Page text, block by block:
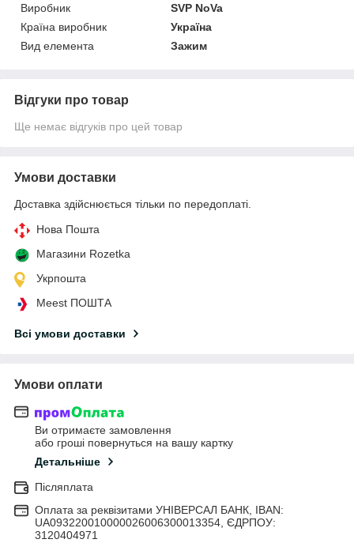
Виробник
SVP NoVa
Країна виробник
Україна
Вид елемента
Зажим
Відгуки про товар
Ще немає відгуків про цей товар
Умови доставки
Доставка здійснюється тільки по передоплаті.
Нова Пошта
Магазини Rozetka
Укрпошта
Meest ПОШТА
Всі умови доставки
Умови оплати
Ви отримаєте замовлення
або гроші повернуться на вашу картку
Детальніше
Післяплата
Оплата за реквізитами УНІВЕРСАЛ БАНК, IBAN:
UA093220010000026006300013354, ЄДРПОУ:
3120404971